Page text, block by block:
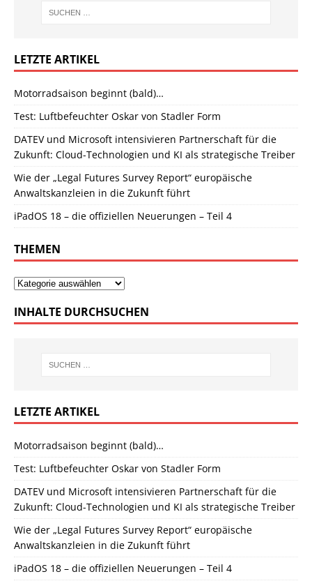
LETZTE ARTIKEL
Motorradsaison beginnt (bald)…
Test: Luftbefeuchter Oskar von Stadler Form
DATEV und Microsoft intensivieren Partnerschaft für die
Zukunft: Cloud-Technologien und KI als strategische Treiber
Wie der „Legal Futures Survey Report“ europäische
Anwaltskanzleien in die Zukunft führt
iPadOS 18 – die offiziellen Neuerungen – Teil 4
THEMEN
INHALTE DURCHSUCHEN
LETZTE ARTIKEL
Motorradsaison beginnt (bald)…
Test: Luftbefeuchter Oskar von Stadler Form
DATEV und Microsoft intensivieren Partnerschaft für die
Zukunft: Cloud-Technologien und KI als strategische Treiber
Wie der „Legal Futures Survey Report“ europäische
Anwaltskanzleien in die Zukunft führt
iPadOS 18 – die offiziellen Neuerungen – Teil 4